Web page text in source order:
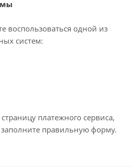
воспользоваться одной из
систем:
платежного сервиса,
правильную форму.